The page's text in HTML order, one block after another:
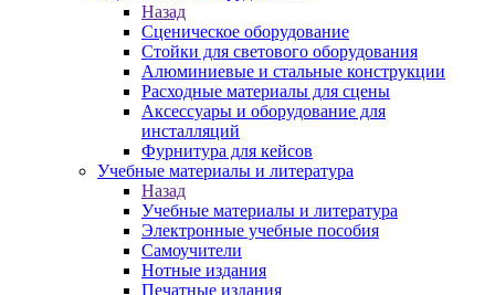
Назад
Сценическое оборудование
Стойки для светового оборудования
Алюминиевые и стальные конструкции
Расходные материалы для сцены
Аксессуары и оборудование для
инсталляций
Фурнитура для кейсов
Учебные материалы и литература
Назад
Учебные материалы и литература
Электронные учебные пособия
Самоучители
Нотные издания
Печатные издания